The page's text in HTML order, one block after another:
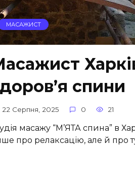
МАСАЖИСТ
спини
22 Серпня, 2025 0 21
масажу “М’ЯТА спина” в
про релаксацію, але й про